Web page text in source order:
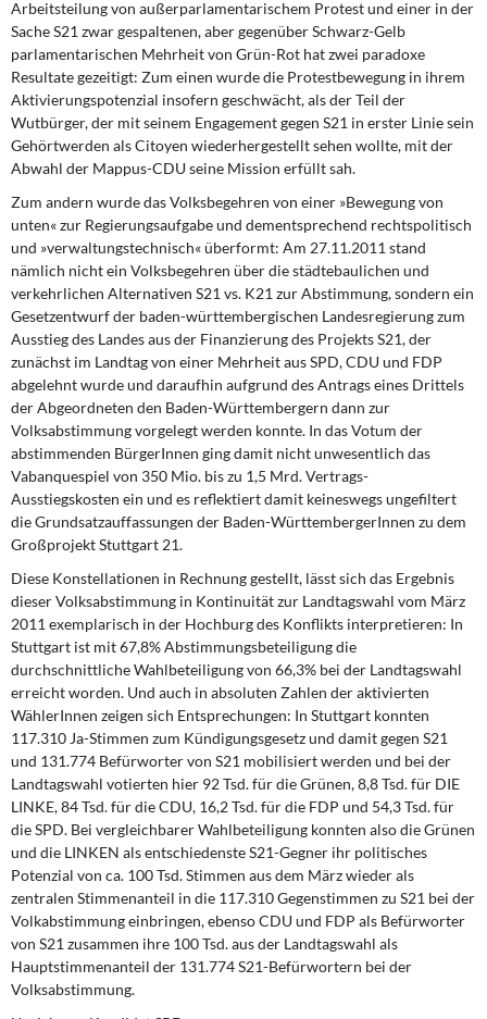
Arbeitsteilung von außerparlamentarischem Protest und einer in der
Sache S21 zwar gespaltenen, aber gegenüber Schwarz-Gelb
parlamentarischen Mehrheit von Grün-Rot hat zwei paradoxe
Resultate gezeitigt: Zum einen wurde die Protestbewegung in ihrem
Aktivierungspotenzial insofern geschwächt, als der Teil der
Wutbürger, der mit seinem Engagement gegen S21 in erster Linie sein
Gehörtwerden als Citoyen wiederhergestellt sehen wollte, mit der
Abwahl der Mappus-CDU seine Mission erfüllt sah.
Zum andern wurde das Volksbegehren von einer »Bewegung von
unten« zur Regierungsaufgabe und dementsprechend rechtspolitisch
und »verwaltungstechnisch« überformt: Am 27.11.2011 stand
nämlich nicht ein Volksbegehren über die städtebaulichen und
verkehrlichen Alternativen S21 vs. K21 zur Abstimmung, sondern ein
Gesetzentwurf der baden-württembergischen Landesregierung zum
Ausstieg des Landes aus der Finanzierung des Projekts S21, der
zunächst im Landtag von einer Mehrheit aus SPD, CDU und FDP
abgelehnt wurde und daraufhin aufgrund des Antrags eines Drittels
der Abgeordneten den Baden-Württembergern dann zur
Volksabstimmung vorgelegt werden konnte. In das Votum der
abstimmenden BürgerInnen ging damit nicht unwesentlich das
Vabanquespiel von 350 Mio. bis zu 1,5 Mrd. Vertrags-
Ausstiegskosten ein und es reflektiert damit keineswegs ungefiltert
die Grundsatzauffassungen der Baden-WürttembergerInnen zu dem
Großprojekt Stuttgart 21.
Diese Konstellationen in Rechnunggestellt, lässt sich das Ergebnis
dieser Volksabstimmung in Kontinuität zur Landtagswahl vom März
2011 exemplarisch in der Hochburg des Konflikts interpretieren: In
Stuttgart ist mit 67,8% Abstimmungsbeteiligung die
durchschnittliche Wahlbeteiligung von 66,3% bei der Landtagswahl
erreicht worden. Und auch in absoluten Zahlen der aktivierten
WählerInnen zeigen sich Entsprechungen: In Stuttgart konnten
117.310 Ja-Stimmen zum Kündigungsgesetz und damit gegen S21
und 131.774 Befürworter von S21 mobilisiert werden und bei der
Landtagswahl votierten hier 92 Tsd. für die Grünen, 8,8 Tsd. für DIE
LINKE, 84 Tsd. für die CDU, 16,2 Tsd. für die FDP und 54,3 Tsd. für
die SPD. Bei vergleichbarer Wahlbeteiligung konnten also die Grünen
und die LINKEN als entschiedenste S21-Gegner ihr politisches
Potenzial von ca. 100 Tsd. Stimmen aus dem März wieder als
zentralen Stimmenanteil in die 117.310 Gegenstimmen zu S21 bei der
Volkabstimmung einbringen, ebenso CDU und FDP als Befürworter
von S21 zusammen ihre 100 Tsd. aus der Landtagswahl als
Hauptstimmenanteil der 131.774 S21-Befürwortern bei der
Volksabstimmung.